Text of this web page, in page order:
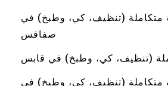
متكاملة (تنظيف، كي، وطبخ) في
صفاقس
(تنظيف، كي، وطبخ) في قابس
متكاملة (تنظيف، كي، وطبخ) في